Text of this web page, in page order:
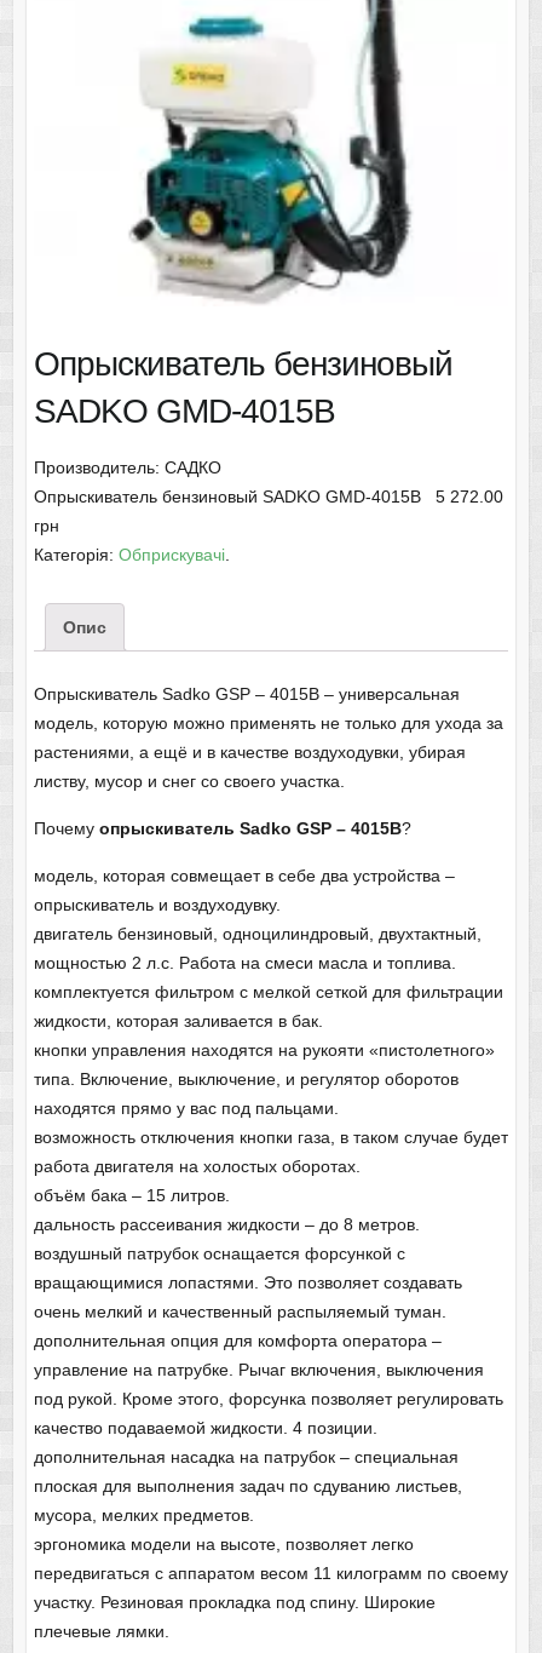
Опрыскиватель бензиновый
SADKO GMD-4015B
Производитель: САДКО
Опрыскиватель бензиновый SADKO GMD-4015B 5 272.00
грн
Категорія: Обприскувачі.
Опис
Опрыскиватель Sadko GSP – 4015В – универсальная
модель, которую можно применять не только для ухода за
растениями, а ещё и в качестве воздуходувки, убирая
листву, мусор и снег со своего участка.
Почему опрыскиватель Sadko GSP – 4015В?
модель, которая совмещает в себе два устройства –
опрыскиватель и воздуходувку.
двигатель бензиновый, одноцилиндровый, двухтактный,
мощностью 2 л.с. Работа на смеси масла и топлива.
комплектуется фильтром с мелкой сеткой для фильтрации
жидкости, которая заливается в бак.
кнопки управления находятся на рукояти «пистолетного»
типа. Включение, выключение, и регулятор оборотов
находятся прямо у вас под пальцами.
возможность отключения кнопки газа, в таком случае будет
работа двигателя на холостых оборотах.
объём бака – 15 литров.
дальность рассеивания жидкости – до 8 метров.
воздушный патрубок оснащается форсункой с
вращающимися лопастями. Это позволяет создавать
очень мелкий и качественный распыляемый туман.
дополнительная опция для комфорта оператора –
управление на патрубке. Рычаг включения, выключения
под рукой. Кроме этого, форсунка позволяет регулировать
качество подаваемой жидкости. 4 позиции.
дополнительная насадка на патрубок – специальная
плоская для выполнения задач по сдуванию листьев,
мусора, мелких предметов.
эргономика модели на высоте, позволяет легко
передвигаться с аппаратом весом 11 килограмм по своему
участку. Резиновая прокладка под спину. Широкие
плечевые лямки.